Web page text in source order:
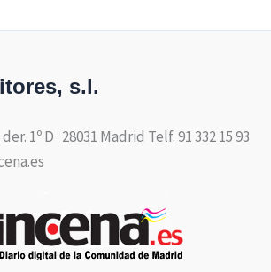
s.l.
1º D · 28031 Madrid Telf. 91 332 15 93